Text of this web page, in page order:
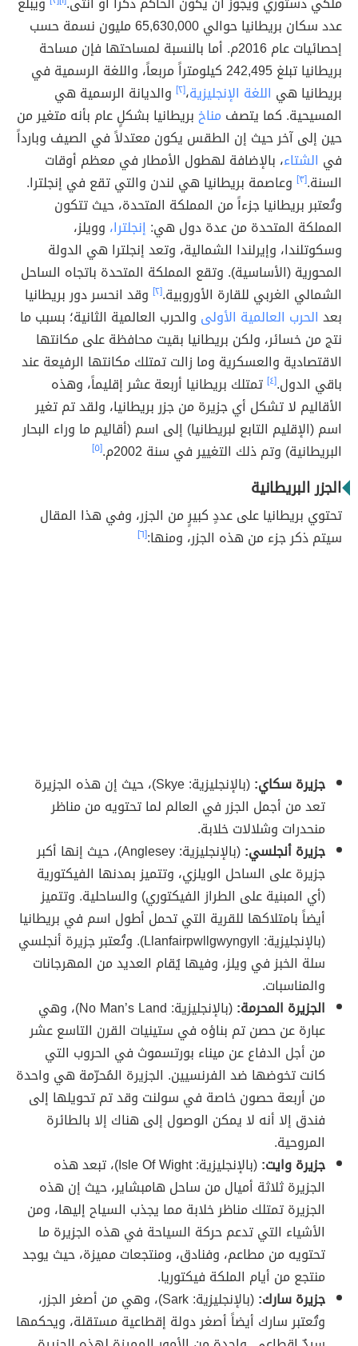
عدد سكان بريطانيا حوالي 65,630,000 مليون نسمة حسب
إحصائيات عام 2016م. أما بالنسبة لمساحتها فإن مساحة
بريطانيا تبلغ 242,495 كيلومتراً مربعاً، واللغة الرسمية في
بريطانيا هي اللغة الإنجليزية،[٢]
والديانة الرسمية هي
المسيحية. كما يتصف مناخبريطانيا بشكلٍ عام بأنه متغير من
حين إلى آخر حيث إن الطقس يكون معتدلاً في الصيف وبارداً
في الشتاء، بالإضافة لهطول الأمطار في معظم أوقات
السنة.[٣]
وعاصمة بريطانيا هي لندن والتي تقع في إنجلترا.
وتُعتبر بريطانيا جزءاً من المملكة المتحدة، حيث تتكون
المملكة المتحدة من عدة دول هي: إنجلترا، وويلز،
وسكوتلندا، وإيرلندا الشمالية، وتعد إنجلترا هي الدولة
المحورية (الأساسية). وتقع المملكة المتحدة باتجاه الساحل
الشمالي الغربي للقارة الأوروبية.[٢]
وقد انحسر دور بريطانيا
بعد الحرب العالمية الأولى والحرب العالمية الثانية؛ بسبب ما
نتج من خسائر، ولكن بريطانيا بقيت محافظة على مكانتها
الاقتصادية والعسكرية وما زالت تمتلك مكانتها الرفيعة عند
باقي الدول.[٤]
تمتلك بريطانيا أربعة عشر إقليماً، وهذه
الأقاليم لا تشكل أي جزيرة من جزر بريطانيا، ولقد تم تغير
اسم (الإقليم التابع لبريطانيا) إلى اسم (أقاليم ما وراء البحار
البريطانية) وتم ذلك التغيير في سنة 2002م.
[٥]
الجزر البريطانية
تحتوي بريطانيا على عددٍ كبيرٍ من الجزر، وفي هذا المقال
سيتم ذكر جزء من هذه الجزر، ومنها:[٦]
جزيرة سكاي:
(بالإنجليزية: Skye)، حيث إن هذه الجزيرة
تعد من أجمل الجزر في العالم لما تحتويه من مناظر
منحدرات وشلالات خلابة.
جزيرة أنجلسي:
(بالإنجليزية: Anglesey)، حيث إنها أكبر
جزيرة على الساحل الويلزي، وتتميز بمدنها الفيكتورية
(أي المبنية على الطراز الفيكتوري) والساحلية. وتتميز
أيضاً بامتلاكها للقرية التي تحمل أطول اسم في بريطانيا
(بالإنجليزية: Llanfairpwllgwyngyll). وتُعتبر جزيرة أنجلسي
سلة الخبز في ويلز، وفيها يُقام العديد من المهرجانات
والمناسبات.
الجزيرة المحرمة:
(بالإنجليزية: No Man’s Land)، وهي
عبارة عن حصن تم بناؤه في ستينيات القرن التاسع عشر
من أجل الدفاع عن ميناء بورتسموث في الحروب التي
كانت تخوضها ضد الفرنسيين. الجزيرة المُحرّمة هي واحدة
من أربعة حصون خاصة في سولنت وقد تم تحويلها إلى
فندق إلا أنه لا يمكن الوصول إلى هناك إلا بالطائرة
المروحية.
جزيرة وايت:
(بالإنجليزية: Isle Of Wight)، تبعد هذه
الجزيرة ثلاثة أميال من ساحل هامبشاير، حيث إن هذه
الجزيرة تمتلك مناظر خلابة مما يجذب السياح إليها، ومن
الأشياء التي تدعم حركة السياحة في هذه الجزيرة ما
تحتويه من مطاعم، وفنادق، ومنتجعات مميزة، حيث يوجد
منتجع من أيام الملكة فيكتوريا.
جزيرة سارك:
(بالإنجليزية: Sark)، وهي من أصغر الجزر،
وتُعتبر سارك أيضاً أصغر دولة إقطاعية مستقلة، ويحكمها